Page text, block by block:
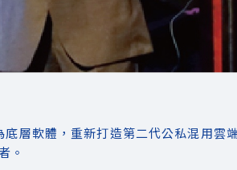
層軟體，重新打造第二代公私混用雲
。